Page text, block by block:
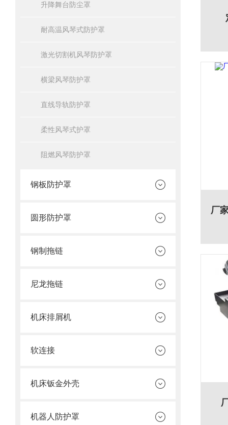
升降舞台防尘罩
耐高温风琴式防护罩
激光切割机风琴防护罩
横梁风琴防护罩
直线导轨防护罩
柔性风琴式护罩
阻燃风琴防护罩
钢板防护罩
圆形防护罩
钢制拖链
尼龙拖链
机床排屑机
软连接
机床钣金外壳
机器人防护罩